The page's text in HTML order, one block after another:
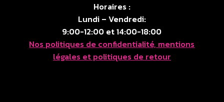
Horaires :
Lundi – Vendredi:
9:00-12:00 et 14:00-18:00
Nos politiques de confidentialité, mentions
légales et politiques de retour